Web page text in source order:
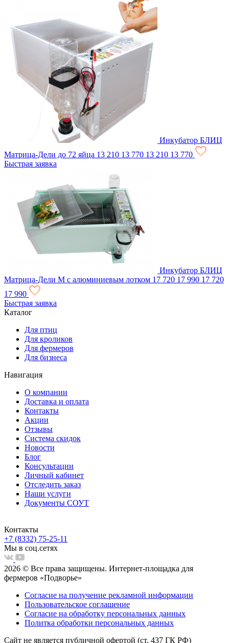
Инкубатор БЛИЦ
Матрица-Дели до 72 яйца 13 210 13 770 13 210 13 770
Быстрая заявка
Инкубатор БЛИЦ
Матрица-Дели М с алюминиевым лотком 17 720 17 990 17 720
17 990
Быстрая заявка
Каталог
Для птиц
Для кроликов
Для фермеров
Для бизнеса
Навигация
О компании
Доставка и оплата
Контакты
Акции
Отзывы
Система скидок
Новости
Блог
Консультации
Личный кабинет
Отследить заказ
Наши услуги
Документы СОУТ
Контакты
+7 (8332) 75-25-11
Мы в соц.сетях
2026 © Все права защищены. Интернет-площадка для
фермеров «Подворье»
Согласие на получение рекламной информации
Пользовательское соглашение
Согласие на обработку персональных данных
Политка обработки персональных данных
Сайт не является публичной офертой (ст. 437 ГК РФ)